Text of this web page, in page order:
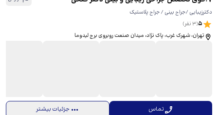
دکترزیبایی /جراح بینی / جراح پلاستیک
5
(
3نفر)
تهران، شهرک غرب، پاک نژاد، ​میدان صنعت روبروی برج لیدوما
تماس جزئیات بیشتر